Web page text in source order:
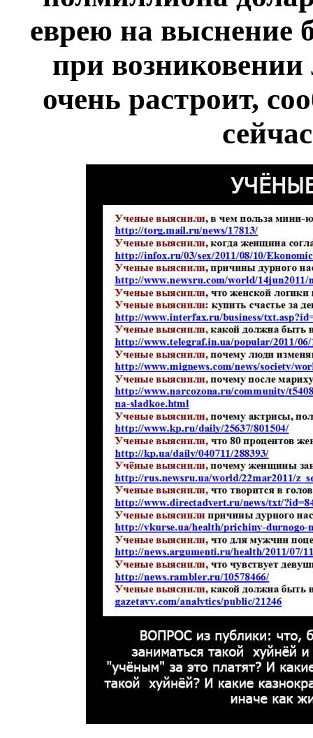
еврею на выснение
при
очень растроит,